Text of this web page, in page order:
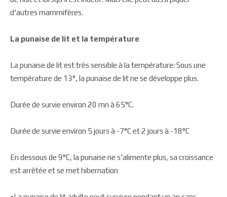
d'autres mammifères.
La punaise de lit et la température
La punaise de lit est très sensible à la température: Sous une
température de 13°, la punaise de lit ne se développe plus.
Durée de survie environ 20 mn à 65°C.
Durée de survie environ 5 jours à -7°C et 2 jours à -18°C
En dessous de 9°C, la punaise ne s'alimente plus, sa croissance
est arrêtée et se met hibernation